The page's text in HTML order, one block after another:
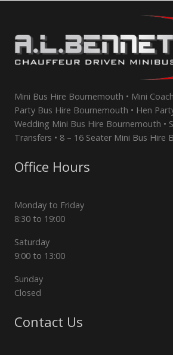
Mini Bus Hire Bournemouth • Mini
Party Bus Hire Bournemouth • Hen
Wedding Mini Bus Hire Bournemouth •
Transfers • 8 – 16 Seater Mini Bus Hire
Office Hours
Monday to Friday
8:30 to 19:00
Saturday
9:00 to 13:00
Sunday
Closed
Contact Us